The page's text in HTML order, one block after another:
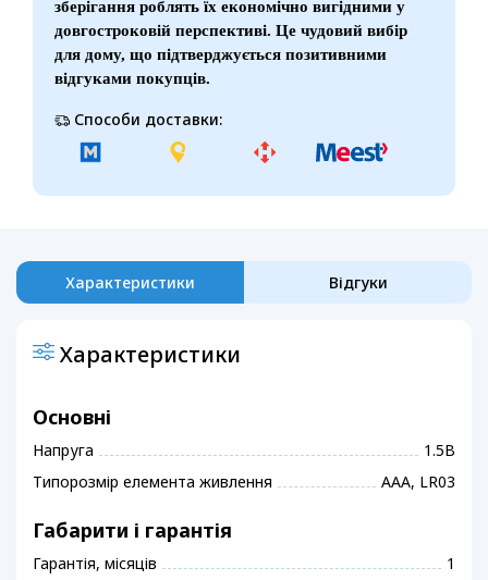
зберігання роблять їх економічно вигідними у
довгостроковій перспективі. Це чудовий вибір
для дому, що підтверджується позитивними
відгуками покупців.
Способи доставки:
Характеристики Відгуки
Характеристики
Основні
Напруга
1.5В
Типорозмір елемента живлення
ААА, LR03
Габарити і гарантія
Гарантія, місяців 1